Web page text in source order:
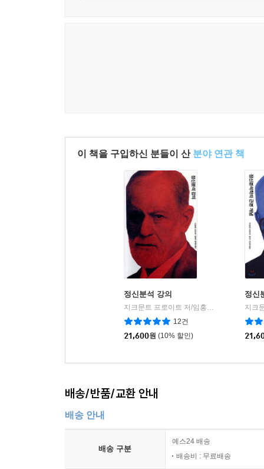
‘인간이란 무엇인가?’이다. 과학과 정신과학
이 책을 구입하신 분들이 산 분야 연관 책
정신분석 강의
지크문트 프로이트 저/임홍빈,홍혜경 공역 |
12건
21,600원 (10% 할인)
정신
배송/반품/교환 안내
배송 안내
배송 구분
예스24 배송
배송비 : 무료배송